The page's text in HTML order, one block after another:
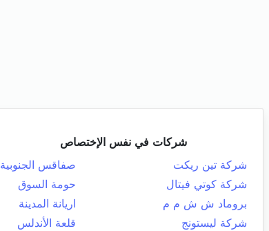
شركات في نفس الإختصاص
شركة تين ريكت
صفاقس الجنوبية
شركة كوتي فيتال
حومة السوق
بروماد ش ش م م
اريانة المدينة
شركة ليستونج
قلعة الأندلس